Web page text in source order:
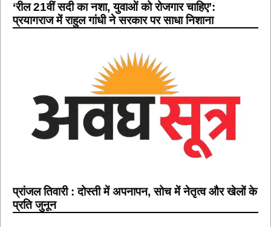
‘रील 21वीं सदी का नशा, युवाओं को रोजगार चाहिए’:
प्रयागराज में राहुल गांधी ने सरकार पर साधा निशाना
प्रांजल तिवारी : दोस्ती में अपनापन, सोच में नेतृत्व और खेलों के
प्रति जुनून